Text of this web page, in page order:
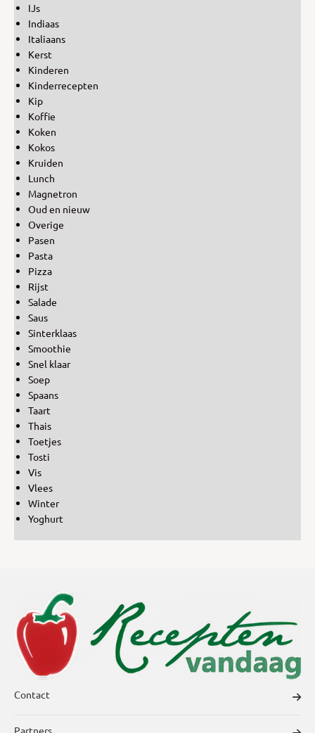
IJs
Indiaas
Italiaans
Kerst
Kinderen
Kinderrecepten
Kip
Koffie
Koken
Kokos
Kruiden
Lunch
Magnetron
Oud en nieuw
Overige
Pasen
Pasta
Pizza
Rijst
Salade
Saus
Sinterklaas
Smoothie
Snel klaar
Soep
Spaans
Taart
Thais
Toetjes
Tosti
Vis
Vlees
Winter
Yoghurt
Contact